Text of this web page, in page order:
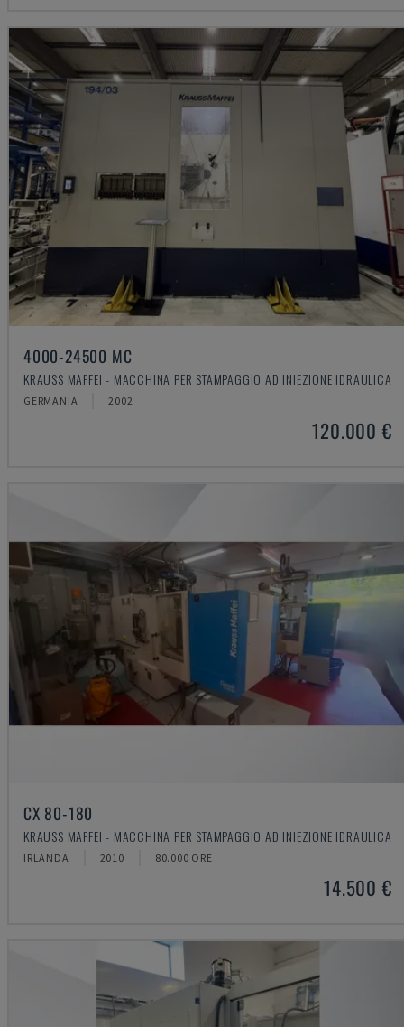
4000-24500 MC
KRAUSS MAFFEI - MACCHINA PER STAMPAGGIO AD INIEZIONE IDRAULICA
GERMANIA 2002
120.000 €
CX 80-180
KRAUSS MAFFEI - MACCHINA PER STAMPAGGIO AD INIEZIONE IDRAULICA
IRLANDA 2010 80.000 ORE
14.500 €